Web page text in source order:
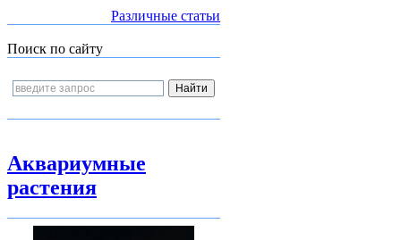
Различные статьи
Поиск по сайту
Аквариумные
растения